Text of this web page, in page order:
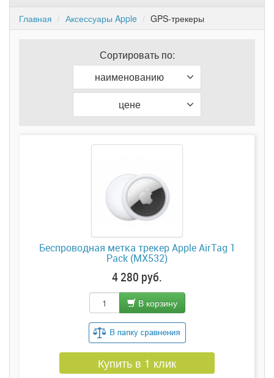
Главная Аксессуары Apple GPS-трекеры
Сортировать по:
наименованию
цене
Беспроводная метка трекер Apple AirTag 1
Pack (MX532)
4 280 руб.
В корзину
Купить в 1 клик